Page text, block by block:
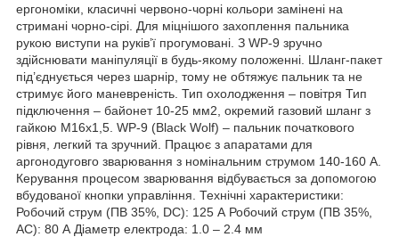
ергономіки, класичні червоно-чорні кольори замінені на
стримані чорно-сірі. Для міцнішого захоплення пальника
рукою виступи на руків’ї прогумовані. З WP-9 зручно
здійснювати маніпуляції в будь-якому положенні. Шланг-пакет
під’єднується через шарнір, тому не обтяжує пальник та не
стримує його маневреність. Тип охолодження – повітря Тип
підключення – байонет 10-25 мм2, окремий газовий шланг з
гайкою М16х1,5. WP-9 (Black Wolf) – пальник початкового
рівня, легкий та зручний. Працює з апаратами для
аргонодуговго зварювання з номінальним струмом 140-160 А.
Керування процесом зварювання відбувається за допомогою
вбудованої кнопки управління. Технічні характеристики:
Робочий струм (ПВ 35%, DC): 125 А Робочий струм (ПВ 35%,
AC): 80 А Діаметр електрода: 1.0 – 2.4 мм